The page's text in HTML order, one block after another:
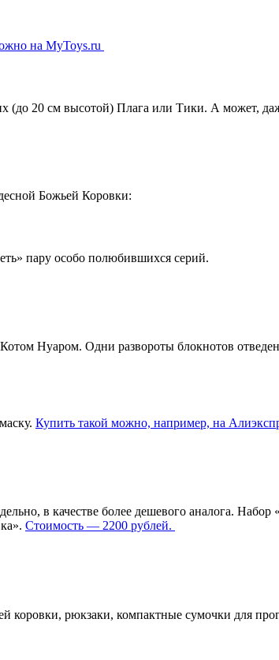
на MyToys.ru
(до 20 см высотой) Плага или Тики. А может,
Божьей Коровки:
пару особо полюбившихся серий.
Нуаром. Одни развороты блокнотов
Купить такой можно, например, на
в качестве более дешевого аналога.
Стоимость — 2200 рублей.
рюкзаки, компактные сумочки для